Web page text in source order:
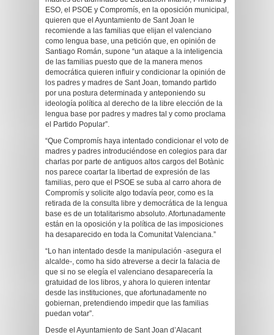
ESO, el PSOE y Compromís, en la oposición municipal,
quieren que el Ayuntamiento de Sant Joan le
recomiende a las familias que elijan el valenciano
como lengua base, una petición que, en opinión de
Santiago Román, supone “un ataque a la inteligencia
de las familias puesto que de la manera menos
democrática quieren influir y condicionar la opinión de
los padres y madres de Sant Joan, tomando partido
por una postura determinada y anteponiendo su
ideología política al derecho de la libre elección de la
lengua base por padres y madres tal y como proclama
el Partido Popular”.
“Que Compromís haya intentado condicionar el voto de
madres y padres introduciéndose en colegios para dar
charlas por parte de antiguos altos cargos del Botànic
nos parece coartar la libertad de expresión de las
familias, pero que el PSOE se suba al carro ahora de
Compromís y solicite algo todavía peor, como es la
retirada de la consulta libre y democrática de la lengua
base es de un totalitarismo absoluto. Afortunadamente
están en la oposición y la política de las imposiciones
ha desaparecido en toda la Comunitat Valenciana.”
“Lo han intentado desde la manipulación -asegura el
alcalde-, como ha sido atreverse a decir la falacia de
que si no se elegía el valenciano desaparecería la
gratuidad de los libros, y ahora lo quieren intentar
desde las instituciones, que afortunadamente no
gobiernan, pretendiendo impedir que las familias
puedan votar”.
Desde el Ayuntamiento de Sant Joan d’Alacant